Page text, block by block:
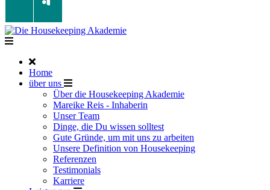
Home
über uns
Über die Housekeeping Akademie
Mareike Reis - Inhaberin
Unser Team
Dinge, die Du wissen solltest
Gute Gründe, um mit uns zu arbeiten
Unsere Definition von Housekeeping
Referenzen
Testimonials
Karriere